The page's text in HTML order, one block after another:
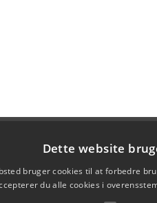
Dette website
bruger cookies til at forbedre
du alle cookies i